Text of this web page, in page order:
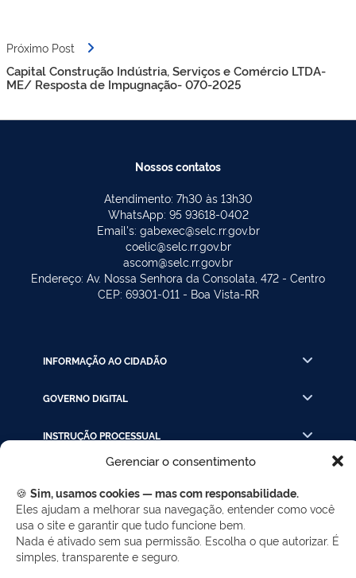
Gerenciar o consentimento
🍪 Sim, usamos cookies — mas com responsabilidade.
Eles ajudam a melhorar sua navegação, entender como você
usa o site e garantir que tudo funcione bem.
Nada é ativado sem sua permissão. Escolha o que autorizar. É
simples, transparente e seguro.
Próximo Post
Capital Construção Indústria, Serviços e Comércio LTDA-
ME/ Resposta de Impugnação- 070-2025
Nossos contatos
Atendimento: 7h30 às 13h30
WhatsApp: 95 93618-0402
Email's: gabexec@selc.rr.gov.br
coelic@selc.rr.gov.br
ascom@selc.rr.gov.br
Endereço: Av. Nossa Senhora da Consolata, 472 - Centro
CEP: 69301-011 - Boa Vista-RR
INFORMAÇÃO AO CIDADÃO
GOVERNO DIGITAL
INSTRUÇÃO PROCESSUAL
REDES SOCIAIS
Facebook
Twitter
LinkedIn
Instagram